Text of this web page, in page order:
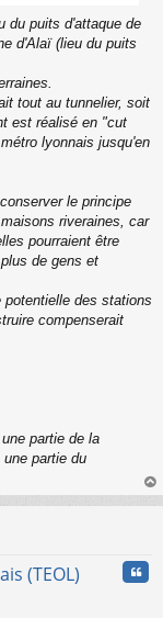
du puits d'attaque de
d'Alaï (lieu du puits
tout au tunnelier, soit
est réalisé en "cut
lyonnais jusqu'en
le principe
riveraines, car
pourraient être
de gens et
des stations
compenserait
partie de la
partie du
au
(TEOL)